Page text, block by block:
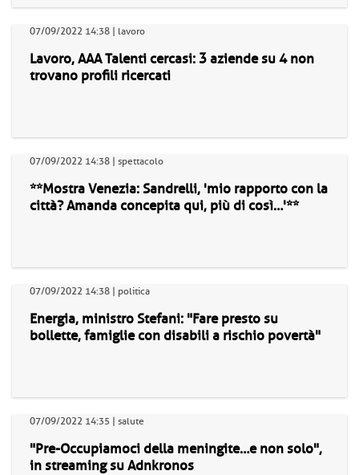
07/09/2022 14:38 | lavoro
Lavoro, AAA Talenti cercasi: 3 aziende su 4 non
trovano profili ricercati
07/09/2022 14:38 | spettacolo
**Mostra Venezia: Sandrelli, 'mio rapporto con la
città? Amanda concepita qui, più di così…'**
07/09/2022 14:38 | politica
Energia, ministro Stefani: "Fare presto su
bollette, famiglie con disabili a rischio povertà"
07/09/2022 14:35 | salute
"Pre-Occupiamoci della meningite…e non solo",
in streaming su Adnkronos